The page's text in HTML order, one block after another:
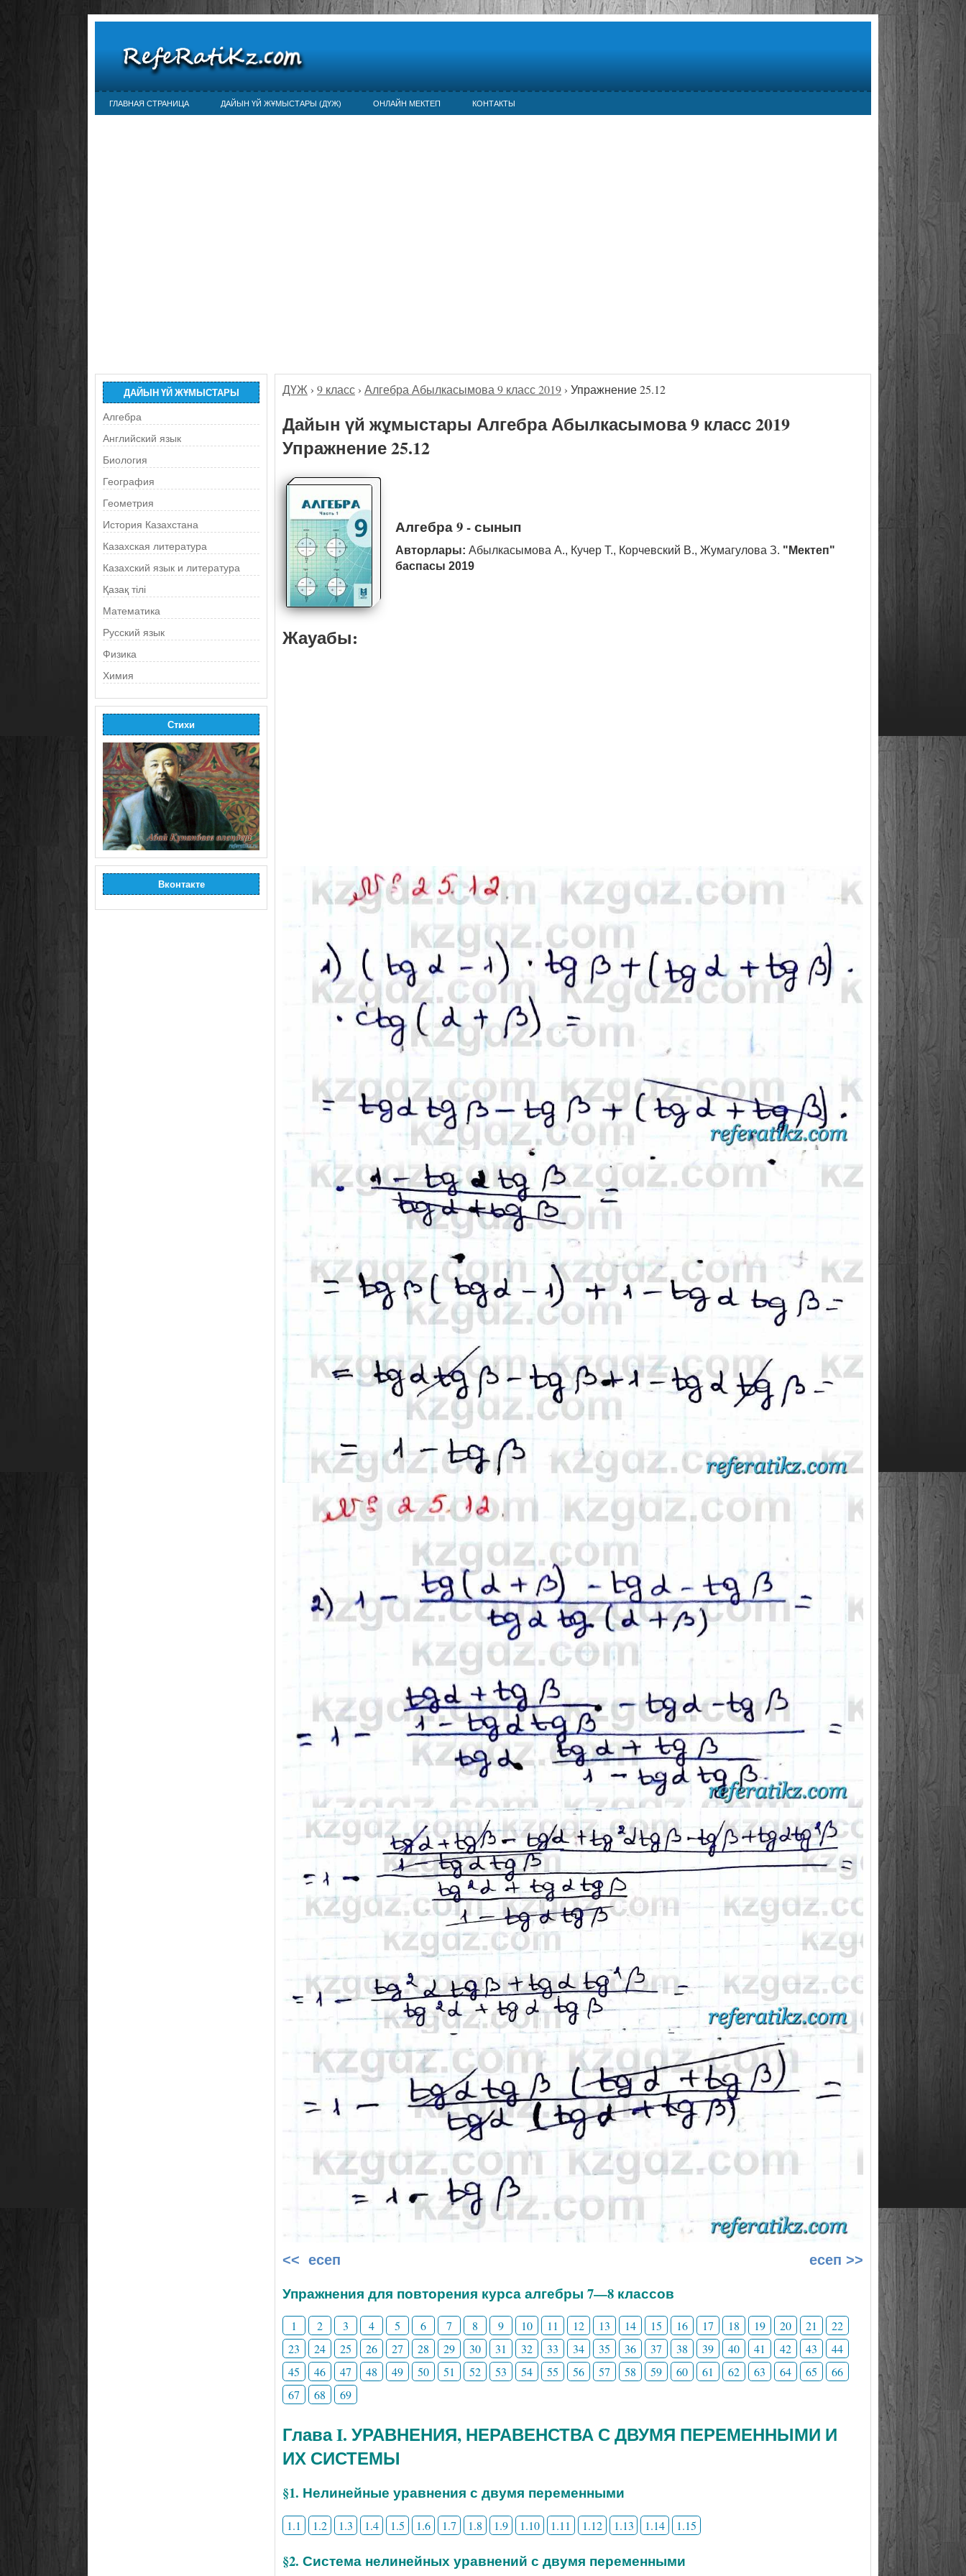
ГЛАВНАЯ СТРАНИЦА ДАЙЫН ҮЙ ЖҰМЫСТАРЫ (ДҮЖ) ОНЛАЙН МЕКТЕП КОНТАКТЫ
ДАЙЫН ҮЙ ЖҰМЫСТАРЫ
Алгебра
Английский язык
Биология
География
Геометрия
История Казахстана
Казахская литература
Казахский язык и литература
Қазақ тілі
Математика
Русский язык
Физика
Химия
Стихи
Вконтакте
ДҮЖ › 9 класс › Алгебра Абылкасымова 9 класс 2019 › Упражнение 25.12
Дайын үй жұмыстары Алгебра Абылкасымова 9 класс 2019
Упражнение 25.12
Алгебра 9 - сынып
Авторлары: Абылкасымова А., Кучер Т., Корчевский В., Жумагулова З. "Мектеп"
баспасы 2019
Жауабы:
<< есеп есеп >>
Упражнения для повторения курса алгебры 7—8 классов
1 2 3 4 5 6 7 8 9 10 11 12 13 14 15 16 17 18 19 20 21
22
23
24 25 26 27 28 29 30 31 32 33 34 35 36 37 38 39 40 41 42 43
44
45
46 47 48 49 50 51 52 53 54 55 56 57 58 59 60 61 62 63 64 65
66
67
68 69
Глава I. УРАВНЕНИЯ, НЕРАВЕНСТВА С ДВУМЯ ПЕРЕМЕННЫМИ И
ИХ СИСТЕМЫ
§1. Нелинейные уравнения с двумя переменными
1.1 1.2 1.3 1.4 1.5 1.6 1.7 1.8 1.9 1.10 1.11 1.12 1.13 1.14 1.15
§2. Система нелинейных уравнений с двумя переменными